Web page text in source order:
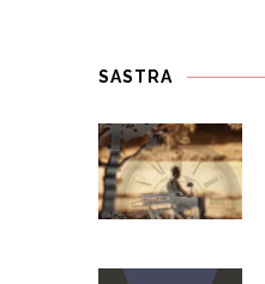
SASTRA